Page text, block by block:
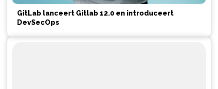
GitLab lanceert Gitlab 12.0 en introduceert
DevSecOps